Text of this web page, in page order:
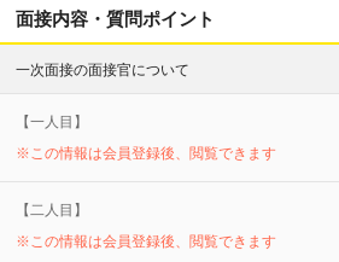
面接内容・質問ポイント
一次面接の面接官について
【一人目】
※この情報は会員登録後、閲覧できます
【二人目】
※この情報は会員登録後、閲覧できます